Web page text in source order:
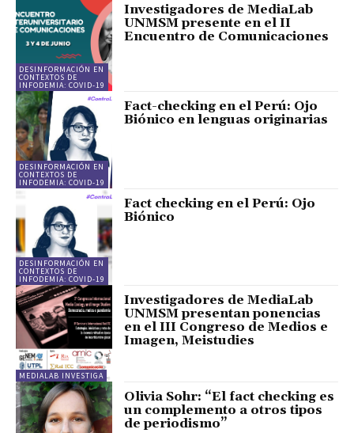
DESINFORMACIÓN EN
CONTEXTOS DE
INFODEMIA: COVID-19
Investigadores de MediaLab
UNMSM presente en el II
Encuentro de Comunicaciones
DESINFORMACIÓN EN
CONTEXTOS DE
INFODEMIA: COVID-19
Fact-checking en el Perú: Ojo
Biónico en lenguas originarias
DESINFORMACIÓN EN
CONTEXTOS DE
INFODEMIA: COVID-19
Fact checking en el Perú: Ojo
Biónico
MEDIALAB INVESTIGA
Investigadores de MediaLab
UNMSM presentan ponencias
en el III Congreso de Medios e
Imagen, Meistudies
Olivia Sohr: “El fact checking es
un complemento a otros tipos
de periodismo”